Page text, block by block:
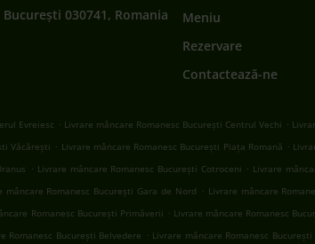
030741, Romania
Meniu
Rezervare
Contactează-ne
Evreiesc . Livrare mâncare Romanesc București Centrul Vechi .
Văcărești . Livrare mâncare Romanesc București Piața Romană .
. Livrare mâncare Romanesc București Cotroceni . Livrare
mâncare Romanesc București Gara de Nord . Livrare mâncare
Romanesc București Primăverii . Livrare mâncare Romanesc
Romanesc București Belvedere . Livrare mâncare Romanesc București